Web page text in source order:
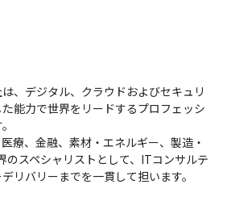
、デジタル、クラウドおよびセキュリ
能力で世界をリードするプロフェッシ
療、金融、素材・エネルギー、製造・
のスペシャリストとして、ITコンサルテ
リバリーまでを一貫して担います。